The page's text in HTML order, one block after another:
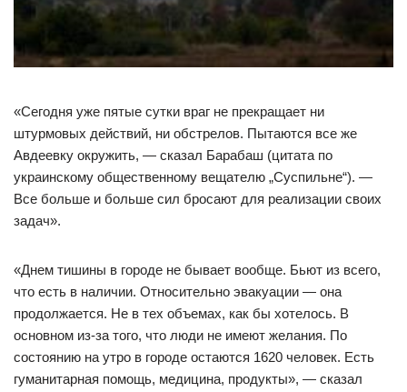
«Сегодня уже пятые сутки враг не прекращает ни
штурмовых действий, ни обстрелов. Пытаются все же
Авдеевку окружить, — сказал Барабаш (цитата по
украинскому общественному вещателю „Суспильне“). —
Все больше и больше сил бросают для реализации своих
задач».
«Днем тишины в городе не бывает вообще. Бьют из всего,
что есть в наличии. Относительно эвакуации — она
продолжается. Не в тех объемах, как бы хотелось. В
основном из-за того, что люди не имеют желания. По
состоянию на утро в городе остаются 1620 человек. Есть
гуманитарная помощь, медицина, продукты», — сказал